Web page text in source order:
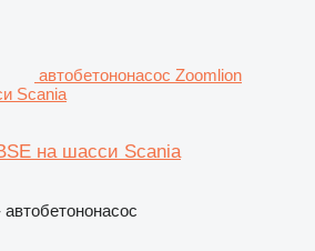
автобетононасос Zoomlion
Scania
на шасси Scania